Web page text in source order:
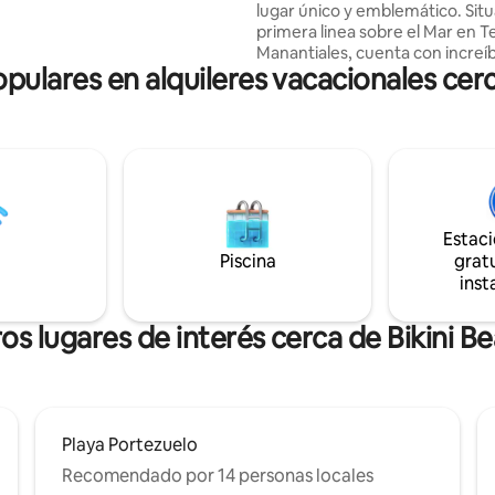
lugar único y emblemático. Situado en
primera linea sobre el Mar en
Manantiales, cuenta con increíbles vistas
al Mar y todos los servicios
la estadía una experiencia de
del mar las 24 hs. Su gran
mar es ideal para Reunión con
BBQs, Lectura, Yoga o
sonido del mar.
en alquileres vacacionales
Piscina
lugares de interés cerca de Bikini
Playa Portezuelo
Recomendado por 14 personas locales